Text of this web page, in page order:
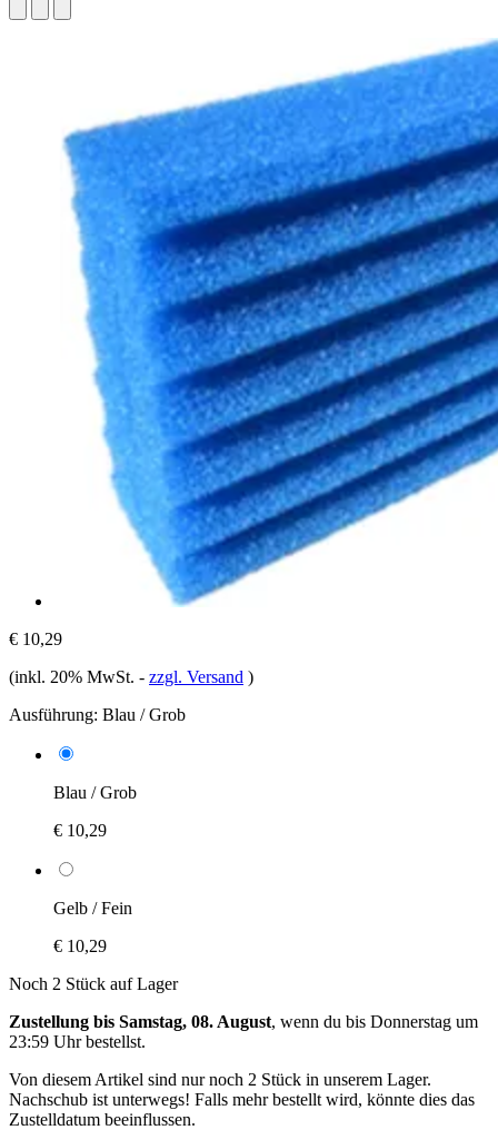
€ 10,29
(inkl. 20% MwSt. - zzgl. Versand )
Ausführung: Blau / Grob
Blau / Grob
€ 10,29
Gelb / Fein
€ 10,29
Noch 2 Stück auf Lager
Zustellung bis Samstag, 08. August, wenn du bis Donnerstag um
23:59 Uhrbestellst.
Von diesem Artikel sind nur noch 2 Stück in unserem Lager.
Nachschub ist unterwegs! Falls mehr bestellt wird, könnte dies das
Zustelldatum beeinflussen.